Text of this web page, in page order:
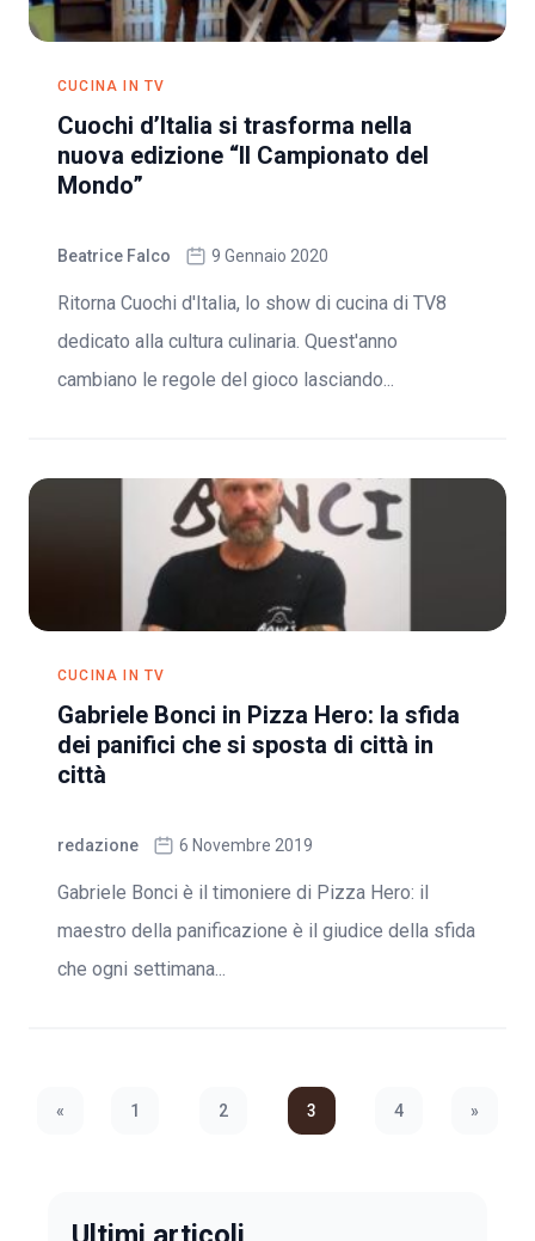
CUCINA IN TV
Cuochi d’Italia si trasforma nella
nuova edizione “Il Campionato del
Mondo”
Beatrice Falco 9 Gennaio 2020
Ritorna Cuochi d'Italia, lo show di cucina di TV8
dedicato alla cultura culinaria. Quest'anno
cambiano le regole del gioco lasciando...
CUCINA IN TV
Gabriele Bonci in Pizza Hero: la sfida
dei panifici che si sposta di città in
città
redazione 6 Novembre 2019
Gabriele Bonci è il timoniere di Pizza Hero: il
maestro della panificazione è il giudice della sfida
che ogni settimana...
«
Previous Page
1 2 3 4
Next
»